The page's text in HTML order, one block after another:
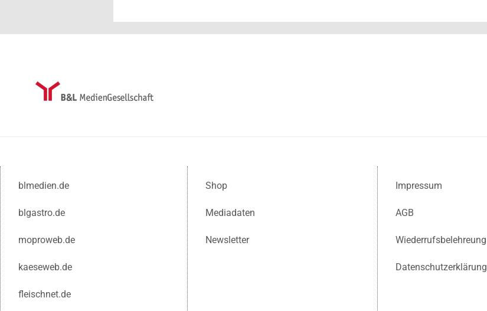
blmedien.de
blgastro.de
moproweb.de
kaeseweb.de
fleischnet.de
Shop
Mediadaten
Newsletter
Impressum
AGB
Wiederrufsbelehreung
Datenschutzerklärung